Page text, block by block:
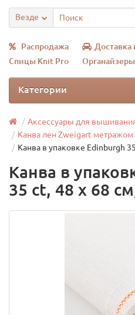
Везде
Распродажа Доставка
Спицы Knit Pro
Категории
Аксессуары для
Канва лен Zweigart метражом
Канва в упаковке Edinburgh
Канва в
35 ct, 48 х 68